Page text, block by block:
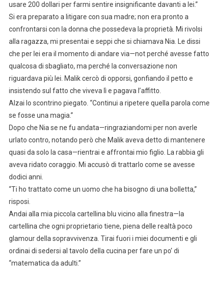
usare 200 dollari per farmi sentire insignificante davanti a lei.”
Si era preparato a litigare con sua madre; non era pronto a
confrontarsi con la donna che possedeva la proprietà. Mi rivolsi
alla ragazza, mi presentai e seppi che si chiamava Nia. Le dissi
che per lei era il momento di andare via—not perché avesse fatto
qualcosa di sbagliato, ma perché la conversazione non
riguardava più lei. Malik cercò di opporsi, gonfiando il petto e
insistendo sul fatto che viveva lì e pagava l’affitto.
Alzai lo scontrino piegato. “Continui a ripetere quella parola come
se fosse una magia.”
Dopo che Nia se ne fu andata—ringraziandomi per non averle
urlato contro, notando però che Malik aveva detto di mantenere
quasi da solo la casa—rientrai e affrontai mio figlio. La rabbia gli
aveva ridato coraggio. Mi accusò di trattarlo come se avesse
dodici anni.
“Ti ho trattato come un uomo che ha bisogno di una bolletta,”
risposi.
Andai alla mia piccola cartellina blu vicino alla finestra—la
cartellina che ogni proprietario tiene, piena delle realtà poco
glamour della sopravvivenza. Tirai fuori i miei documenti e gli
ordinai di sedersi al tavolo della cucina per fare un po’ di
“matematica da adulti.”